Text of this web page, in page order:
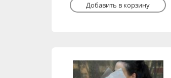
Добавить в корзину